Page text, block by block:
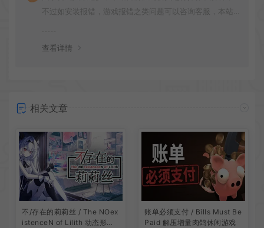
不过如安装报错，游戏报错之类问题可以咨询客服，本站
查看详情
相关文章
不/存在的莉莉丝 / The NOex
istenceN of Lilith 动态形象
账单必须支付 / Bills Must Be
Paid 解压增量肉鸽休闲游戏